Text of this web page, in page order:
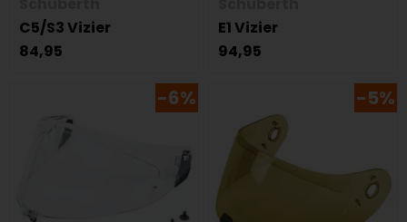
C5/S3 Vizier
84,95
E1 Vizier
94,95
-6% -5%